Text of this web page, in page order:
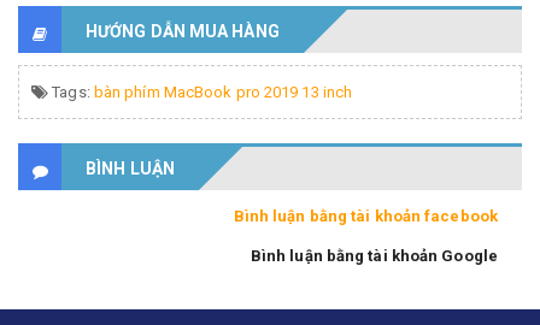
HƯỚNG DẪN MUA HÀNG
Tags: bàn phím MacBook pro 2019 13 inch
BÌNH LUẬN
Bình luận bằng tài khoản facebook
Bình luận bằng tài khoản Google